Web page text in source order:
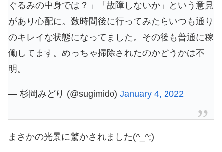
ぐるみの中身では？」「故障しないか」という意見
があり心配に。数時間後に行ってみたらいつも通り
のキレイな状態になってました。その後も普通に稼
働してます。めっちゃ掃除されたのかどうかは不
明。
— 杉岡みどり (@sugimido) January 4, 2022
まさかの光景に驚かされました(^_^;)